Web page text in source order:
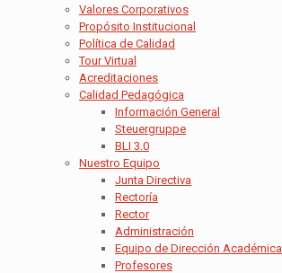
Valores Corporativos
Propósito Institucional
Política de Calidad
Tour Virtual
Acreditaciones
Calidad Pedagógica
Información General
Steuergruppe
BLI 3.0
Nuestro Equipo
Junta Directiva
Rectoría
Rector
Administración
Equipo de Dirección Académica
Profesores